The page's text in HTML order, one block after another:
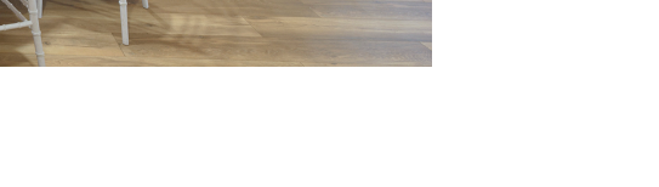
1082
Helyszíneink:
Füzes Rendezvényház